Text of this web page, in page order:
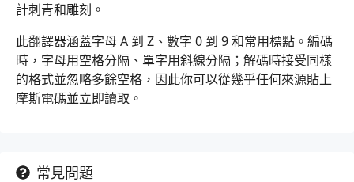
計刺青和雕刻。
此翻譯器涵蓋字母 A 到 Z、數字 0 到 9 和常用標點。編碼
時，字母用空格分隔、單字用斜線分隔；解碼時接受同樣
的格式並忽略多餘空格，因此你可以從幾乎任何來源貼上
摩斯電碼並立即讀取。
常見問題